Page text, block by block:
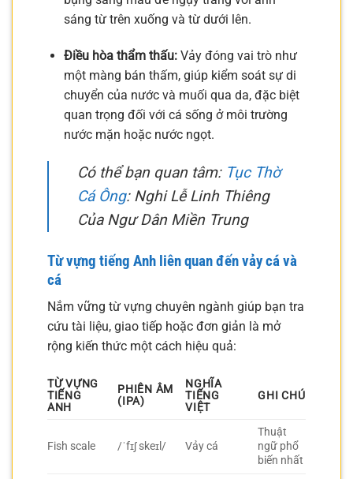
sáng từ trên xuống và từ dưới lên.
Điều hòa thẩm thấu:Vảy đóng vai trò như
một màng bán thấm, giúp kiểm soát sự di
chuyển của nước và muối qua da, đặc biệt
quan trọng đối với cá sống ở môi trường
nước mặn hoặc nước ngọt.
Có thể bạn quan tâm: Tục Thờ
Cá Ông: Nghi Lễ Linh Thiêng
Của Ngư Dân Miền Trung
Từ vựng tiếng Anh liên quan đến vảy cá và
cá
Nắm vững từ vựng chuyên ngành giúp bạn tra
cứu tài liệu, giao tiếp hoặc đơn giản là mở
rộng kiến thức một cách hiệu quả:
TỪ VỰNG
TIẾNG
ANH
PHIÊN ÂM
(IPA)
NGHĨA
TIẾNG
VIỆT
GHI CHÚ
Fish scale /ˈfɪʃ skeɪl/ Vảy cá
Thuật
ngữ phổ
biến nhất